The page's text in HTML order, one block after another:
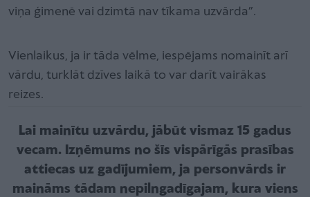
viņa ģimenē vai dzimtā nav tīkama uzvārda”.
Vienlaikus, ja ir tāda vēlme, iespējams nomainīt arī
vārdu, turklāt dzīves laikā to var darīt vairākas
reizes.
Lai mainītu uzvārdu, jābūt vismaz 15 gadus
vecam. Izņēmums no šīs vispārīgās prasības
attiecas uz gadījumiem, ja personvārds ir
maināms tādam nepilngadīgajam, kura viens